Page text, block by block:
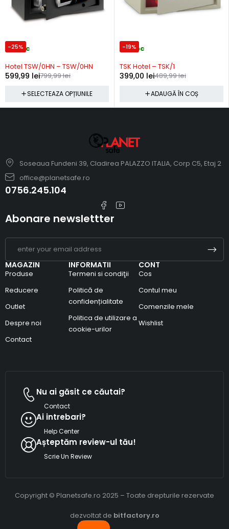
-25%
In stoc
Hotel TSW/0HN – TSW/0HN
799,99lei
599,99 lei
SELECTEAZA OPȚIUNILE
-19%
In stoc
TSK Hotel – TSK/1
489,99lei
399,00 lei
ADAUGĂ ÎN COȘ
Soseaua Fundeni 39, Cladirea PALAZZO ITALIA, Corp C5, Etaj 2
office@planetsafe.ro
0756.245.104
MAGAZIN
Produse
Reducere
Outlet
Despre noi
Contact
INFORMATII
Termeni si condiţii
Politică de
confidențialitate
Politica de utilizare a
cookie-urilor
CONT
Cos
Contul meu
Comenzile mele
Wishlist
Abonare newslettter
Nu ai găsit ce căutai?
Contact
Ai intrebari?
Help Center
Așteptăm review-ul tău!
Scrie Un Review
Copyright © Planetsafe.ro 2025 – Toate drepturile rezervate
dezvoltat de bitfactory.ro